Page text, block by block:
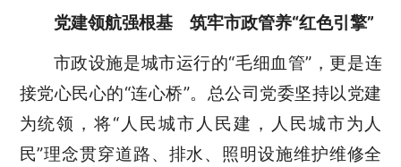
党建领航强根基 筑牢市政管养“红色引擎”
市政设施是城市运行的“毛细血管”，更是连
接党心民心的“连心桥”。总公司党委坚持以党建
为统领，将“人民城市人民建，人民城市为人
民”理念贯穿道路、排水、照明设施维护维修全